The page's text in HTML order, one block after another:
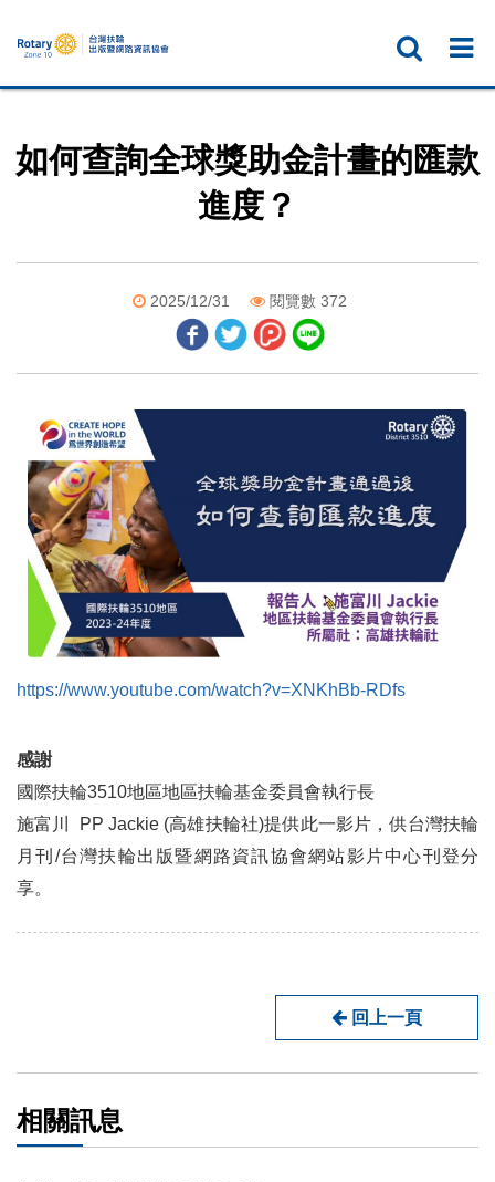
如何查詢全球獎助金計畫的匯款
進度？
2025/12/31 閱覽數 372
https://www.youtube.com/watch?v=XNKhBb-RDfs
感謝
國際扶輪3510地區地區扶輪基金委員會執行長
施富川 PP Jackie (高雄扶輪社)提供此一影片，供台灣扶輪
月刊/台灣扶輪出版暨網路資訊協會網站影片中心刊登分
享。
回上一頁
相關訊息